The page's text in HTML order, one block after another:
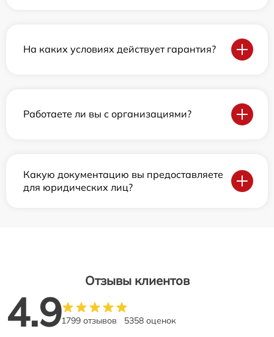
На каких условиях действует гарантия?
Работаете ли вы с организациями?
Какую документацию вы предоставляете
для юридических лиц?
Отзывы клиентов
4.91799 отзывов 5358 оценок